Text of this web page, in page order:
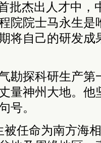
批杰出人才中，
院院士马永生是
将自己的研发成
勘探科研生产第
量神州大地。他
号。
任命为南方海